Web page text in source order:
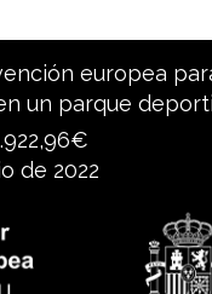
europea
un parque
de 2022